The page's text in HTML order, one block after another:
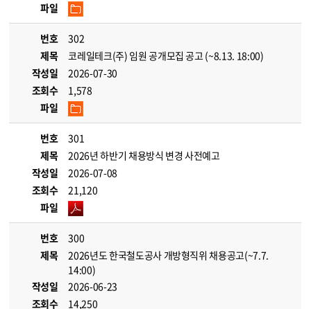
파일
번호
302
제목
코레일테크(주) 임원 공개모집 공고 (~8.13. 18:00)
작성일
2026-07-30
조회수
1,578
파일
번호
301
제목
2026년 하반기 채용방식 변경 사전예고
작성일
2026-07-08
조회수
21,120
파일
번호
300
제목
2026년도 한국철도공사 개방형직위 채용공고(~7.7.
14:00)
작성일
2026-06-23
조회수
14,250